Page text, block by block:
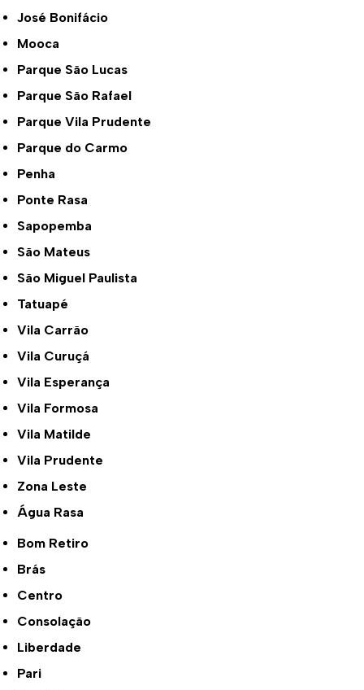
José Bonifácio
Mooca
Parque São Lucas
Parque São Rafael
Parque Vila Prudente
Parque do Carmo
Penha
Ponte Rasa
Sapopemba
São Mateus
São Miguel Paulista
Tatuapé
Vila Carrão
Vila Curuçá
Vila Esperança
Vila Formosa
Vila Matilde
Vila Prudente
Zona Leste
Água Rasa
Bom Retiro
Brás
Centro
Consolação
Liberdade
Pari